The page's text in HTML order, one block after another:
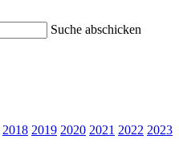
Suche abschicken
2018 2019 2020 2021 2022 2023